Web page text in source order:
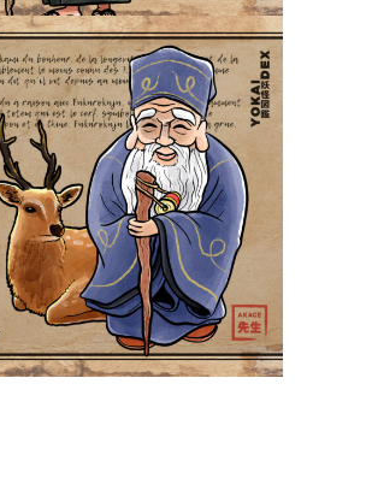
Jurōjin 寿老人
Yokaidex